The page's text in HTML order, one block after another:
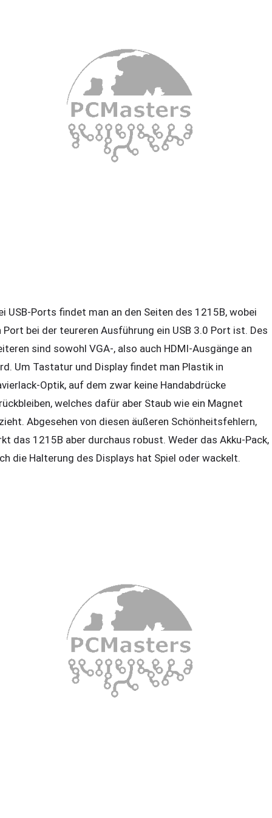
USB-Ports findet man an den Seiten des 1215B, wobei
Port bei der teureren Ausführung ein USB 3.0 Port ist. Des
sind sowohl VGA-, also auch HDMI-Ausgänge an
Um Tastatur und Display findet man Plastik in
Optik, auf dem zwar keine Handabdrücke
welches dafür aber Staub wie ein Magnet
Abgesehen von diesen äußeren Schönheitsfehlern,
das 1215B aber durchaus robust. Weder das Akku-Pack,
die Halterung des Displays hat Spiel oder wackelt.